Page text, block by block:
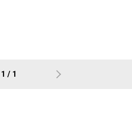
1 / 1